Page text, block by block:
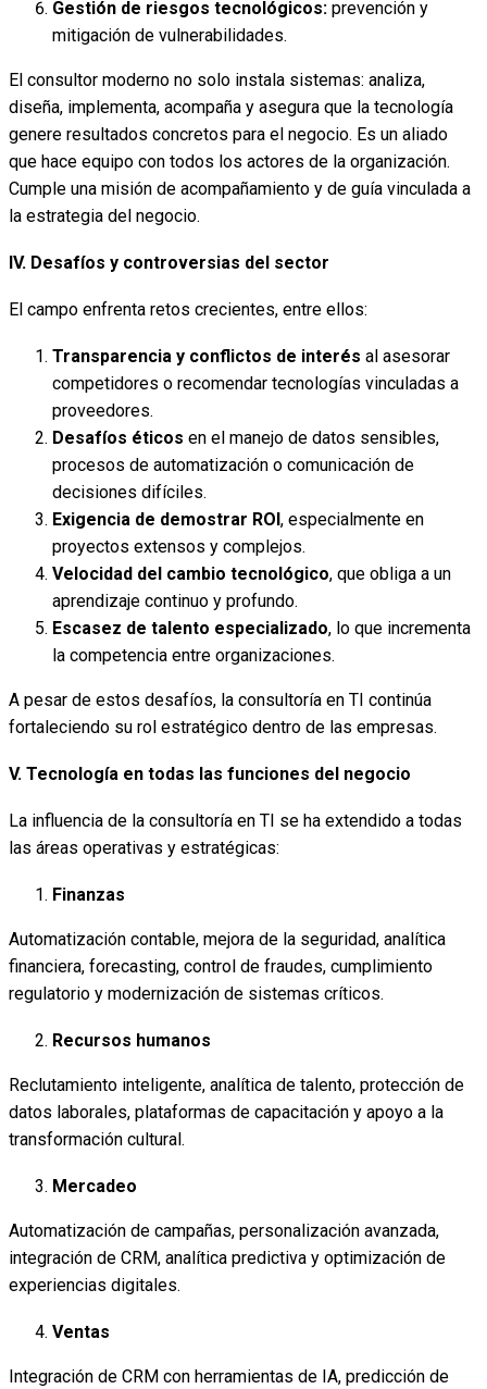
Gestión de riesgos tecnológicos: prevención y
mitigación de vulnerabilidades.
El consultor moderno no solo instala sistemas: analiza,
diseña, implementa, acompaña y asegura que la tecnología
genere resultados concretos para el negocio. Es un aliado
que hace equipo con todos los actores de la organización.
Cumple una misión de acompañamiento y de guía vinculada a
la estrategia del negocio.
IV. Desafíos y controversias del sector
El campo enfrenta retos crecientes, entre ellos:
Transparencia y conflictos de interés al asesorar
competidores o recomendar tecnologías vinculadas a
proveedores.
Desafíos éticos en el manejo de datos sensibles,
procesos de automatización o comunicación de
decisiones difíciles.
Exigencia de demostrar ROI , especialmente en
proyectos extensos y complejos.
Velocidad del cambio tecnológico, que obliga a un
aprendizaje continuo y profundo.
Escasez de talento especializado, lo que incrementa
la competencia entre organizaciones.
A pesar de estos desafíos, la consultoría en TI continúa
fortaleciendo su rol estratégico dentro de las empresas.
V. Tecnología en todas las funciones del negocio
La influencia de la consultoría en TI se ha extendido a todas
las áreas operativas y estratégicas:
Finanzas
Automatización contable, mejora de la seguridad, analítica
financiera, forecasting, control de fraudes, cumplimiento
regulatorio y modernización de sistemas críticos.
Recursos humanos
Reclutamiento inteligente, analítica de talento, protección de
datos laborales, plataformas de capacitación y apoyo a la
transformación cultural.
Mercadeo
Automatización de campañas, personalización avanzada,
integración de CRM, analítica predictiva y optimización de
experiencias digitales.
Ventas
Integración de CRM con herramientas de IA, predicción de